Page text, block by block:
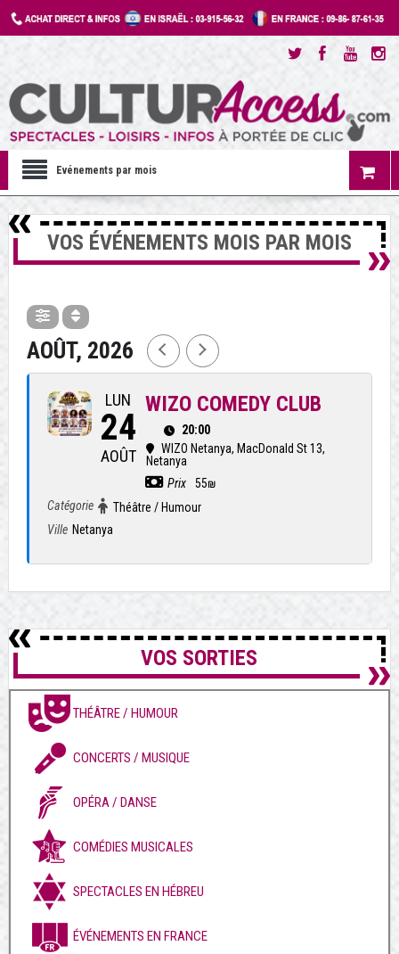
Evénements par mois
VOS ÉVÉNEMENTS MOIS PAR MOIS
AOÛT, 2026
LUN
24
AOÛT
WIZO COMEDY CLUB
20:00
WIZO Netanya, MacDonald St 13,
Netanya
Prix
55₪
Catégorie
Théâtre / Humour
Ville Netanya
VOS SORTIES
THÉÂTRE / HUMOUR
CONCERTS / MUSIQUE
OPÉRA / DANSE
COMÉDIES MUSICALES
SPECTACLES EN HÉBREU
ÉVÉNEMENTS EN FRANCE